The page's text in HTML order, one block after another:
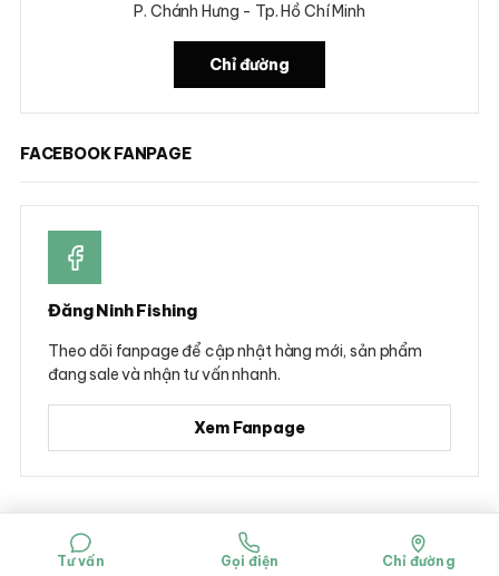
P. Chánh Hưng - Tp. Hồ Chí Minh
Chỉ đường
FACEBOOK FANPAGE
Đăng Ninh Fishing
Theo dõi fanpage để cập nhật hàng mới, sản phẩm
đang sale và nhận tư vấn nhanh.
Xem Fanpage
© 2026 Đăng Ninh Fishing - Hộ kinh doanh Dụng cụ câu cá Đăng Ninh
Mã số đăng ký kinh doanh: 0314781322